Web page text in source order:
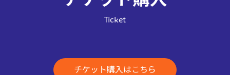
Ticket
チケット購入はこちら